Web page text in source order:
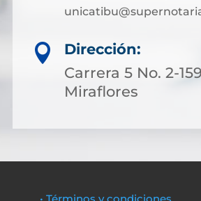

Dirección:
Carrera 5 No. 2-
Miraflores
• Términos y condiciones